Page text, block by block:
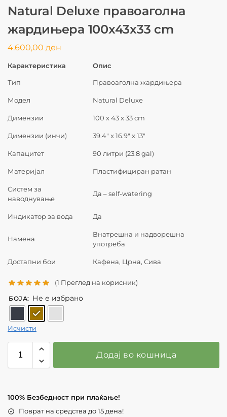
Natural Deluxe правоаголна
жардињера 100x43x33 cm
4.600,00 ден
Карактеристика Опис
Тип Правоаголна жардињера
Модел Natural Deluxe
Димензии 100 x 43 x 33 cm
Димензии (инчи) 39.4″ x 16.9″ x 13″
Капацитет 90 литри (23.8 gal)
Материјал Пластифициран ратан
Систем за
наводнување
Да – self-watering
Индикатор за вода Да
Наменa
Внатрешна и надворешна
употреба
Достапни бои Кафена, Црна, Сива
(1 Преглед на корисник)
БОЈА: Не е избрано
Исчисти
Додај во кошница
100% Безбедност при плаќање!
Поврат на средства до 15 дена!